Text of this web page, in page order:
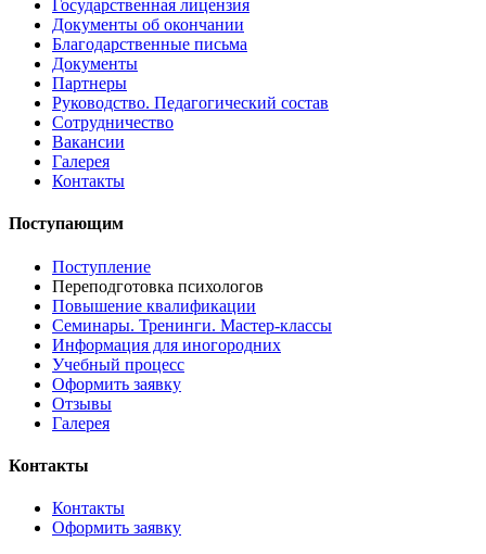
Государственная лицензия
Документы об окончании
Благодарственные письма
Документы
Партнеры
Руководство. Педагогический состав
Сотрудничество
Вакансии
Галерея
Контакты
Поступающим
Поступление
Переподготовка психологов
Повышение квалификации
Семинары. Тренинги. Мастер-классы
Информация для иногородних
Учебный процесс
Оформить заявку
Отзывы
Галерея
Контакты
Контакты
Оформить заявку